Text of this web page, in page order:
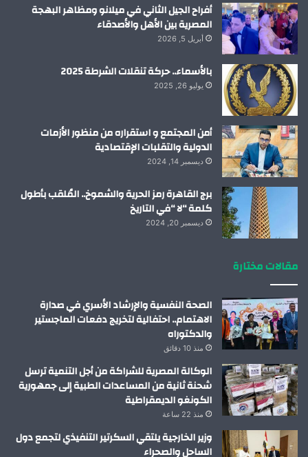
أفراح الجيل الثاني في ميلانو ومظاهر البهجة
المصرية بين الأهل والأصدقاء
أبريل 5, 2026
بالأسماء.. حركة تنقلات الشرطة 2025
يوليو 26, 2025
أمن المجتمع و استقراره من منظور الأزمات
الدولية والتقلبات الإقتصادية
ديسمبر 14, 2024
برج القاهرة رمز الحرية والشموخ.. المُلقب بأطول
كلمة “لا “في التاريخ
ديسمبر 20, 2024
مقالات مختارة
الصحة النفسية والإرشاد الأسري في صدارة
الاهتمام.. احتفالية لتخريج دفعات الماجستير
والدكتوراه
منذ 10 دقائق
الوكالة المصرية للشراكة من أجل التنمية ترسل
شحنة ثانية من المساعدات الطبية إلى جمهورية
الكونغو الديمقراطية
منذ 22 ساعة
وزير الخارجية يلتقي السكرتير التنفيذي لتجمع دول
الساحل والصحراء